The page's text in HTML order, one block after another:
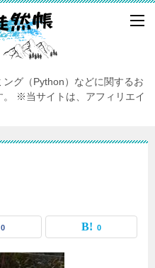
グ（Python）などに関するお
※当サイトは、アフィリエイ
0 0